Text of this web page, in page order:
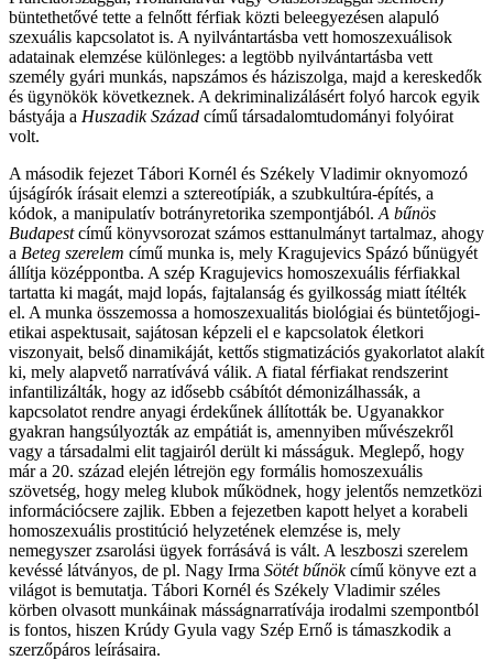
büntethetővé tette a felnőtt férfiak közti beleegyezésen alapuló
szexuális kapcsolatot is. A nyilvántartásba vett homoszexuálisok
adatainak elemzése különleges: a legtöbb nyilvántartásba vett
személy gyári munkás, napszámos és háziszolga, majd a kereskedők
és ügynökök következnek. A dekriminalizálásért folyó harcok egyik
bástyája a Huszadik Század című társadalomtudományi folyóirat
volt.
A második fejezet Tábori Kornél és Székely Vladimir oknyomozó
újságírók írásait elemzi a sztereotípiák, a szubkultúra-építés, a
kódok, a manipulatív botrányretorika szempontjából. A bűnös
Budapestcímű könyvsorozat számos esttanulmányt tartalmaz, ahogy
a Beteg szerelem című munka is, mely Kragujevics Spázó bűnügyét
állítja középpontba. A szép Kragujevics homoszexuális férfiakkal
tartatta ki magát, majd lopás, fajtalanság és gyilkosság miatt ítélték
el. A munka összemossa a homoszexualitás biológiai és büntetőjogi-
etikai aspektusait, sajátosan képzeli el e kapcsolatok életkori
viszonyait, belső dinamikáját, kettős stigmatizációs gyakorlatot alakít
ki, mely alapvető narratívává válik. A fiatal férfiakat rendszerint
infantilizálták, hogy az idősebb csábítót démonizálhassák, a
kapcsolatot rendre anyagi érdekűnek állították be. Ugyanakkor
gyakran hangsúlyozták az empátiát is, amennyiben művészekről
vagy a társadalmi elit tagjairól derült ki másságuk. Meglepő, hogy
már a 20. század elején létrejön egy formális homoszexuális
szövetség, hogy meleg klubok működnek, hogy jelentős nemzetközi
információcsere zajlik. Ebben a fejezetben kapott helyet a korabeli
homoszexuális prostitúció helyzetének elemzése is, mely
nemegyszer zsarolási ügyek forrásává is vált. A leszboszi szerelem
kevéssé látványos, de pl. Nagy Irma Sötét bűnökcímű könyve ezt a
világot is bemutatja. Tábori Kornél és Székely Vladimir széles
körben olvasott munkáinak másságnarratívája irodalmi szempontból
is fontos, hiszen Krúdy Gyula vagy Szép Ernő is támaszkodik a
szerzőpáros leírásaira.